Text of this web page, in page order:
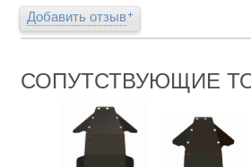
Добавить отзыв
СОПУТСТВУЮЩИЕ